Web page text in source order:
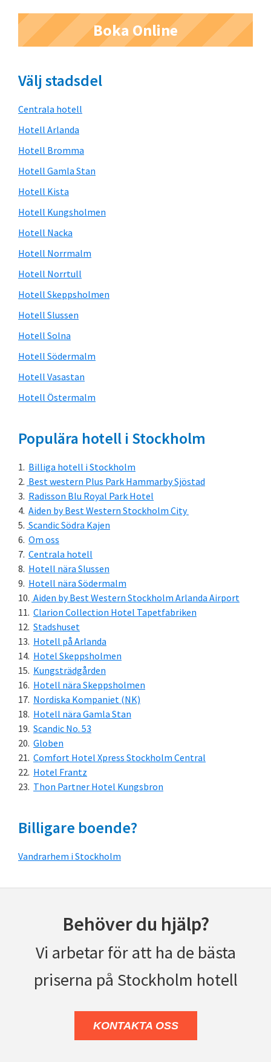
Primärt
sidofält
Boka Online
Välj stadsdel
Centrala hotell
Hotell Arlanda
Hotell Bromma
Hotell Gamla Stan
Hotell Kista
Hotell Kungsholmen
Hotell Nacka
Hotell Norrmalm
Hotell Norrtull
Hotell Skeppsholmen
Hotell Slussen
Hotell Solna
Hotell Södermalm
Hotell Vasastan
Hotell Östermalm
Populära hotell i Stockholm
Billiga hotell i Stockholm
Best western Plus Park Hammarby Sjöstad
Radisson Blu Royal Park Hotel
Aiden by Best Western Stockholm City
Scandic Södra Kajen
Om oss
Centrala hotell
Hotell nära Slussen
Hotell nära Södermalm
Aiden by Best Western Stockholm Arlanda Airport
Clarion Collection Hotel Tapetfabriken
Stadshuset
Hotell på Arlanda
Hotel Skeppsholmen
Kungsträdgården
Hotell nära Skeppsholmen
Nordiska Kompaniet (NK)
Hotell nära Gamla Stan
Scandic No. 53
Globen
Comfort Hotel Xpress Stockholm Central
Hotel Frantz
Thon Partner Hotel Kungsbron
Billigare boende?
Vandrarhem i Stockholm
Behöver du hjälp?
Vi arbetar för att ha de bästa
priserna på Stockholm hotell
KONTAKTA OSS